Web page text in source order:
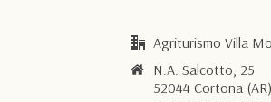
Agriturismo Villa
N.A. Salcotto, 25
52044 Cortona (AR)